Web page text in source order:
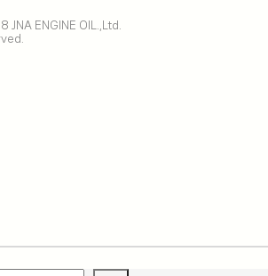
ENGINE OIL.,Ltd.